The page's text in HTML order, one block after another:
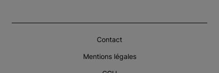
Contact
Mentions légales